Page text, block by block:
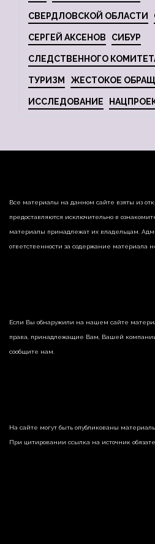
СВЕРДЛОВСКОЙ ОБЛАСТИ
СЕРГЕЙ АКСЕНОВ СИБУР
СЛЕДСТВЕННОГО
ТУРИЗМ ЖЕСТОКОЕ
ИССЛЕДОВАНИЕ
Все материалы на данном сайте взяты из
предоставляются исключительно в
материалы принадлежат их владельцам.
ответственности за содержание материала
Если Вы обнаружили на нашем сайте
права, принадлежащие Вам, Вашей компании
сообщите нам.
На сайте могут быть опубликованы материалы
При цитировании ссылка на источник